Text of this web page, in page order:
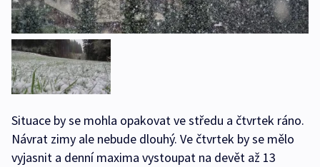
Situace by se mohla opakovat ve středu a čtvrtek ráno.
Návrat zimy ale nebude dlouhý. Ve čtvrtek by se mělo
vyjasnit a denní maxima vystoupat na devět až 13